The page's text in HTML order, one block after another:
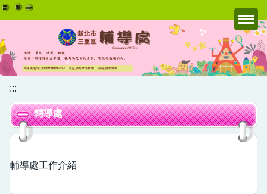
跳
到
主
要
內
區
:::
輔導處
輔導處工作介紹